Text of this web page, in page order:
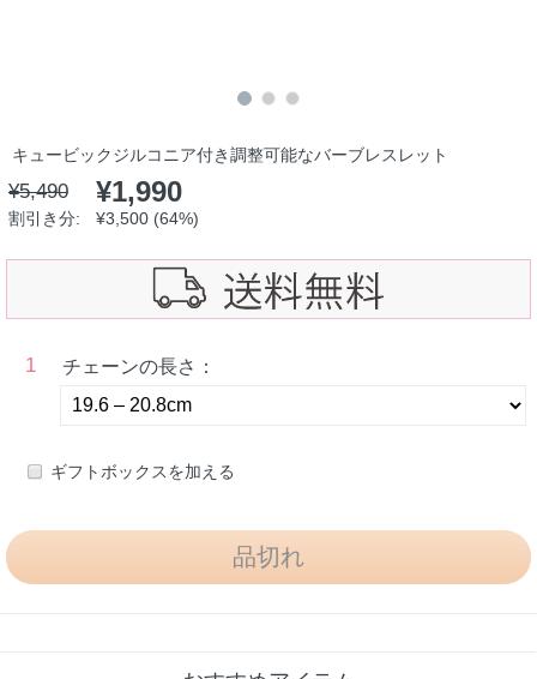
キュービックジルコニア付き調整可能なバーブレスレット
¥5,490 ¥1,990
割引き分: ¥3,500 (64%)
1 チェーンの長さ：
ギフトボックスを加える